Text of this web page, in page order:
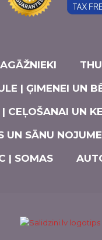
| ĢIMENEI UN
| CEĻOŠANAI UN
UN SĀNU
| SOMAS